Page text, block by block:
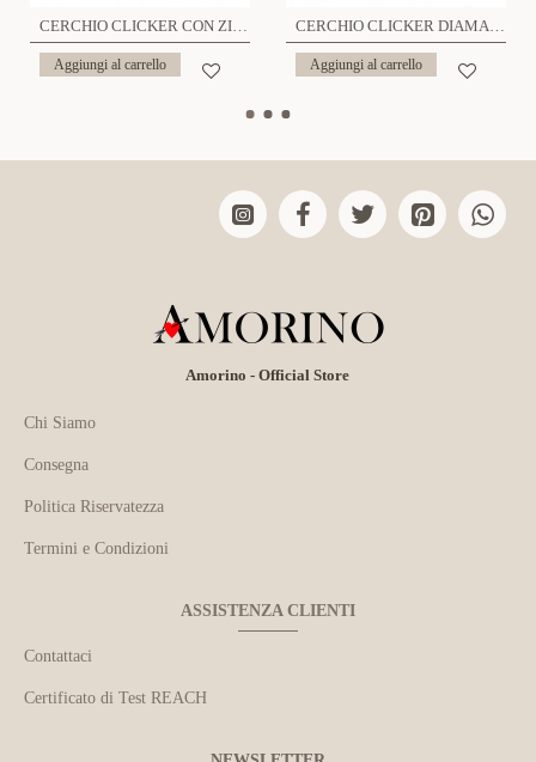
CERCHIO CLICKER CON ZIRCON - 6621124092593
Aggiungi al carrello
CERCHIO CLICKER DIAMANTATO - JQ1000C076
Aggiungi al carrello
Amorino - Official Store
Chi Siamo
Consegna
Politica Riservatezza
Termini e Condizioni
ASSISTENZA CLIENTI
Contattaci
Certificato di Test REACH